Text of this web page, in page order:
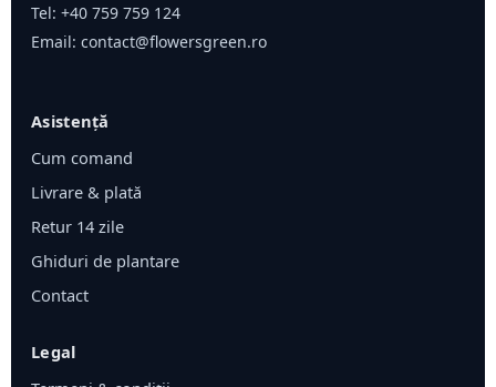
Tel: +40 759 759 124
Email: contact@flowersgreen.ro
Asistență
Cum comand
Livrare & plată
Retur 14 zile
Ghiduri de plantare
Contact
Legal